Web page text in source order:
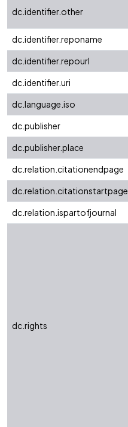
dc.identifier.other
dc.identifier.reponame
dc.identifier.repourl
dc.identifier.uri
dc.language.iso
dc.publisher
dc.publisher.place
dc.relation.citationendpage
dc.relation.citationstartpage
dc.relation.ispartofjournal
dc.rights